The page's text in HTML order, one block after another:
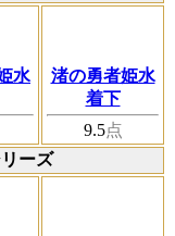
水
渚の勇者姫水
着下
9.5点
ーズ